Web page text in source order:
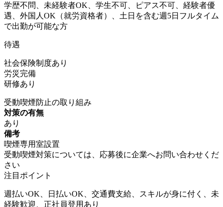
学歴不問、未経験者OK、学生不可、ピアス不可、経験者優
遇、外国人OK（就労資格者）、土日を含む週5日フルタイム
で出勤が可能な方
待遇
社会保険制度あり
労災完備
研修あり
受動喫煙防止の取り組み
対策の有無
あり
備考
喫煙専用室設置
受動喫煙対策については、応募後に企業へお問い合わせくだ
さい
注目ポイント
週払いOK、日払いOK、交通費支給、スキルが身に付く、未
経験歓迎、正社員登用あり